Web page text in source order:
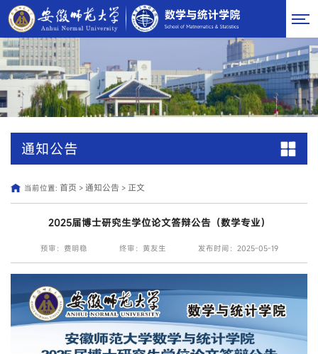
通知公告
当前位置: 首页 > 通知公告> 正文
2025届博士研究生学位论文答辩公告（数学专业）
预审：费明稳 终审：黄友生 发布时间：2025-05-19